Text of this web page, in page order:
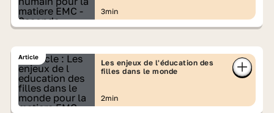
3min
Article
Les enjeux de l'éducation des
filles dans le monde
2min